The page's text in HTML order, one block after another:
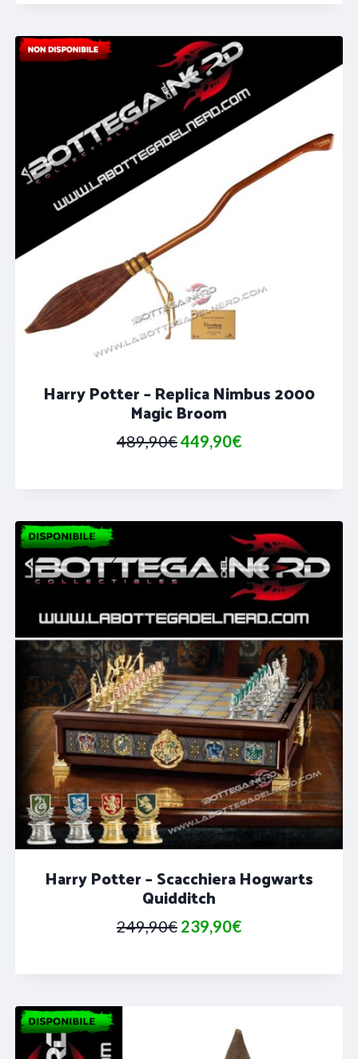
Harry Potter – Replica Nimbus 2000
Magic Broom
489,90€Il
era:
489,90€.
449,90€Il
è:
449,90€.
Harry Potter – Scacchiera Hogwarts
Quidditch
249,90€ Il
249,90€.
239,90€Il
239,90€.